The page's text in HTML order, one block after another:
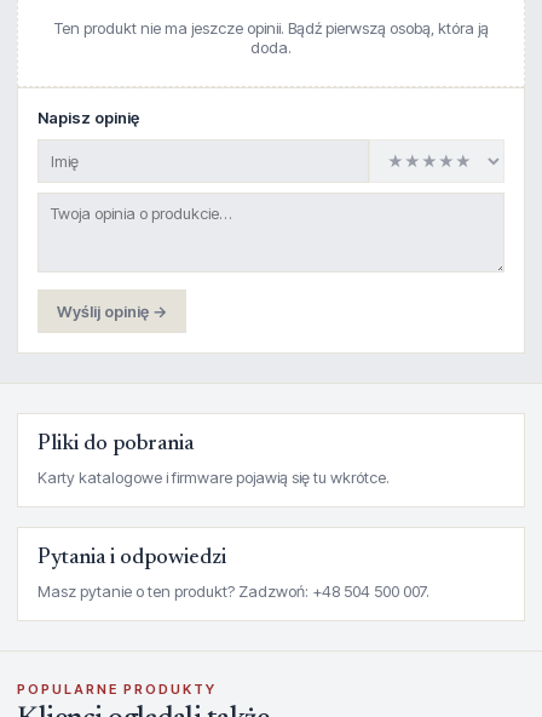
Ten produkt nie ma jeszcze opinii. Bądź pierwszą osobą, która ją
doda.
Napisz opinię
Wyślij opinię →
Pliki do pobrania
Karty katalogowe i firmware pojawią się tu wkrótce.
Pytania i odpowiedzi
Masz pytanie o ten produkt? Zadzwoń: +48 504 500 007.
POPULARNE PRODUKTY